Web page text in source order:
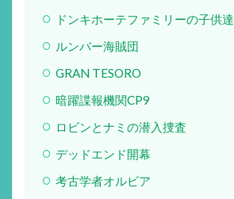
ドンキホーテファミリーの子供達
ルンバー海賊団
GRAN TESORO
暗躍諜報機関CP9
ロビンとナミの潜入捜査
デッドエンド開幕
考古学者オルビア